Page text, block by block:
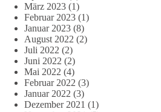
März 2023 (1)
Februar 2023 (1)
Januar 2023 (8)
August 2022 (2)
Juli 2022 (2)
Juni 2022 (2)
Mai 2022 (4)
Februar 2022 (3)
Januar 2022 (3)
Dezember 2021 (1)